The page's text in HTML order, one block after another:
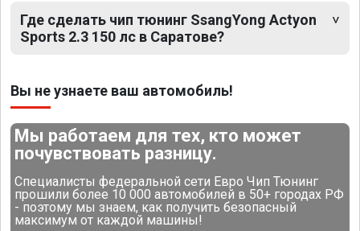
Где сделать чип тюнинг SsangYong Actyon
Sports 2.3 150 лс в Саратове?
Вы не узнаете ваш автомобиль!
Мы работаем для тех, кто может
почувствовать разницу.
Специалисты федеральной сети Евро Чип Тюнинг
прошили более 10 000 автомобилей в 50+ городах РФ
- поэтому мы знаем, как получить безопасный
максимум от каждой машины!